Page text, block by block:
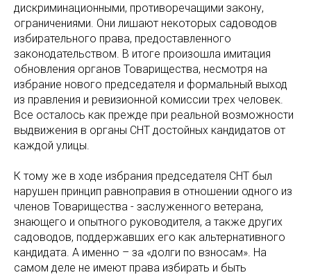
дискриминационными, противоречащими закону,
ограничениями. Они лишают некоторых садоводов
избирательного права, предоставленного
законодательством. В итоге произошла имитация
обновления органов Товарищества, несмотря на
избрание нового председателя и формальный выход
из правления и ревизионной комиссии трех человек.
Все осталось как прежде при реальной возможности
выдвижения в органы СНТ достойных кандидатов от
каждой улицы.
К тому же в ходе избрания председателя СНТ был
нарушен принцип равноправия в отношении одного из
членов Товарищества - заслуженного ветерана,
знающего и опытного руководителя, а также других
садоводов, поддержавших его как альтернативного
кандидата. А именно – за «долги по взносам». На
самом деле не имеют права избирать и быть